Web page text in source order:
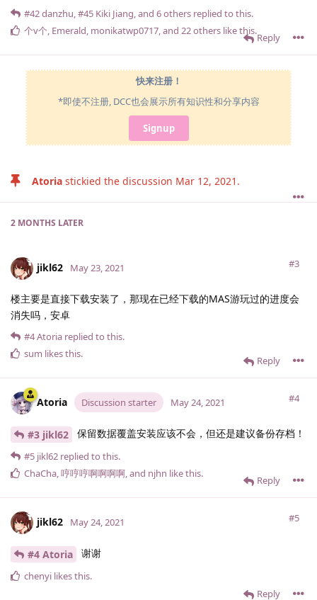
Reply
#42danzhu,#45 Kiki Jiang, and 6others replied to this.
个v个, Emerald, monikatwp0717, and 22others like this.
快来注册！
*即使不注册, DCC也会展示所有知识性和分享内容
Signup
Atoria stickied the discussion Mar 12, 2021 .
2 MONTHS LATER
jikl62 #3
May 23, 2021
楼主要是直接下载安装了，那现在已经下载的MAS游玩过的进度会
消失吗，安卓
Reply
#4Atoria replied to this.
sum likes this.
Atoria Discussion starter #4
May 24, 2021
#3 jikl62 保留数据覆盖安装应该不会，但还是建议备份存档！
Reply
#5 jikl62 replied to this.
ChaCha,哼哼哼啊啊啊啊, and njhn like this.
jikl62 #5
May 24, 2021
#4 Atoria 谢谢
Reply
chenyi likes this.